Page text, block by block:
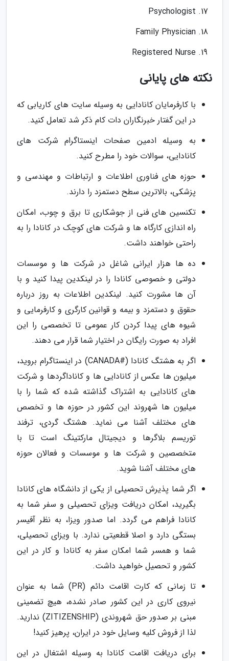
Psychologist
Family Physician
Registered Nurse
نکته های پایانی
با کارفرمایان کانادایی به وسیله سایت های کاریابی که
در این گفتار خبرنگاران دات کام ذکر شد تعامل کنید.
به وسیله ادمین صفحات اینستاگرام شرکت های
کانادایی، سوالات خود را مطرح کنید.
حوزه های فناوری اطلاعات و ارتباطات و مهندسی و
پزشکی، بالاترین سطح دستمزد را دارند.
تکنسین های فنی از جوشکاری تا برق و چوب، امکان
راه اندازی کارگاه ها و شرکت های کوچک در کانادا را به
راحتی خواهند داشت.
ده ها هزار ایرانی شاغل در شرکت ها و موسسات
دولتی و خصوصی کانادا را در لینکدین پیدا کنید و با
آن ها مشورت کنید. لینکدین اطلاعات به روز درباره
حقوق و دستمزد و بیمه و قوانین کارگری و کارفرمایی و
شیوه های پیدا کردن کار عمومی تا تخصصی را این
افراد به صورت رایگان در اختیار شما قرار می دهند.
اگر به هشتگ کانادا (#CANADA) در اینستاگرام بروید،
میلیون ها عکس از کانادایی ها و کاناداگردها و شرکت
های کانادایی به اشتراک گذاشته شده که شما را با
میلیون ها شهروند این کشور در حوزه ها و تخصص
های مختلف آشنا می نماید. هشتگ گردی، ترفند
توریسم بلاگرها و دیجیتال مارکتینگ است تا با
متخصصین و شرکت ها و موسسات و فعالان حوزه
های مختلف آشنا شوید.
اگر شما پذیرش تحصیلی از یکی از دانشگاه های کانادا
بگیرید، امکان دریافت ویزای تحصیلی و سفر شما به
کانادا فراهم می گردد. اما صدور ویزا، به نظر آفیسر
بستگی دارد و اصلا قطعیتی ندارد. با ویزای تحصیلی،
شما و همسر شما امکان سفر به کانادا و کار در این
کشور و تحصیل خواهید داشت.
تا زمانی که کارت اقامت دائم (PR) شما به عنوان
نیروی کاری در این کشور صادر نشده، هیچ تضمینی
مبنی بر صدور حق شهروندی (ZITIZENSHIP) ندارید.
لذا از فروش کلیه وسایل خود در ایران، پرهیز کنید!
برای دریافت اقامت کانادا به وسیله اشتغال در این